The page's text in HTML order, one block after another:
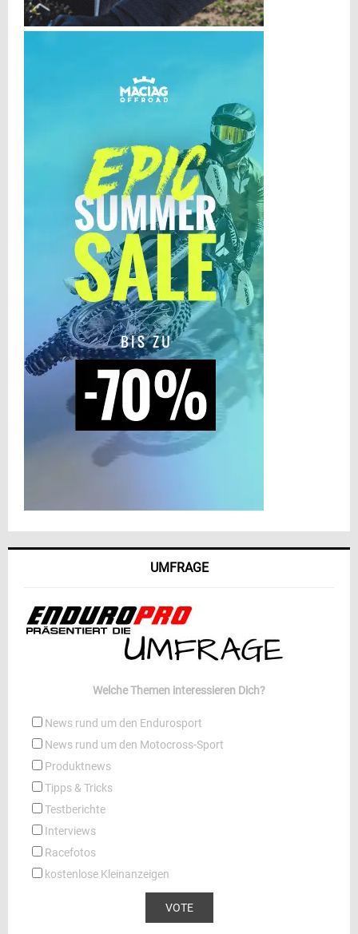
UMFRAGE
Welche Themen interessieren Dich?
News rund um den Endurosport
News rund um den Motocross-Sport
Produktnews
Tipps & Tricks
Testberichte
Interviews
Racefotos
kostenlose Kleinanzeigen